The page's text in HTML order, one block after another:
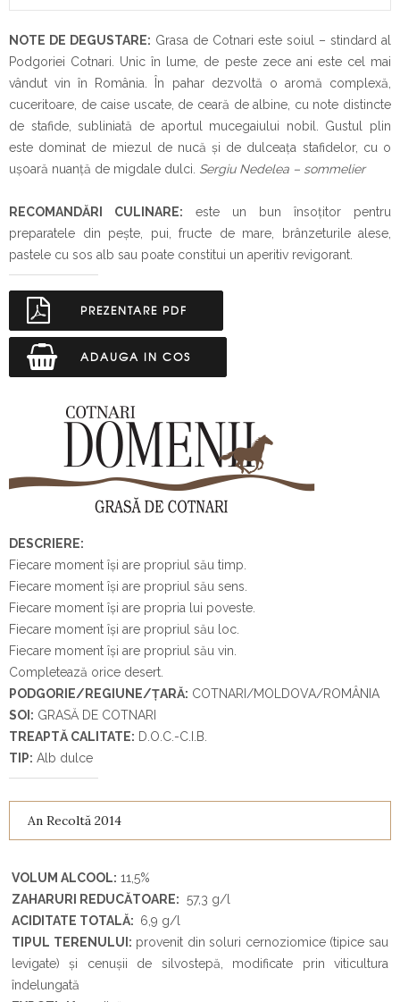
NOTE DE DEGUSTARE: Grasa de Cotnari este soiul – stindard al
Podgoriei Cotnari. Unic în lume, de peste zece ani este cel mai
vândut vin în România. În pahar dezvoltă o aromă complexă,
cuceritoare, de caise uscate, de ceară de albine, cu note distincte
de stafide, subliniată de aportul mucegaiului nobil. Gustul plin
este dominat de miezul de nucă și de dulceața stafidelor, cu o
ușoară nuanță de migdale dulci. Sergiu Nedelea – sommelier
RECOMANDĂRI CULINARE: este un bun însoţitor pentru
preparatele din pește, pui, fructe de mare, brânzeturile alese,
pastele cu sos alb sau poate constitui un aperitiv revigorant.
PREZENTARE PDF
ADAUGA IN COS
DESCRIERE:
Fiecare moment își are propriul său timp.
Fiecare moment își are propriul său sens.
Fiecare moment își are propria lui poveste.
Fiecare moment își are propriul său loc.
Fiecare moment își are propriul său vin.
Completează orice desert.
PODGORIE/REGIUNE/ȚARĂ: COTNARI/MOLDOVA/ROMÂNIA
SOI: GRASĂ DE COTNARI
TREAPTĂ CALITATE: D.O.C.-C.I.B.
TIP: Alb dulce
An Recoltă 2014
VOLUM ALCOOL: 11,5%
ZAHARURI REDUCĂTOARE: 57,3 g/l
ACIDITATE TOTALĂ: 6,9 g/l
TIPUL TERENULUI: provenit din soluri cernoziomice (tipice sau
levigate) și cenușii de silvostepă, modificate prin viticultura
îndelungată